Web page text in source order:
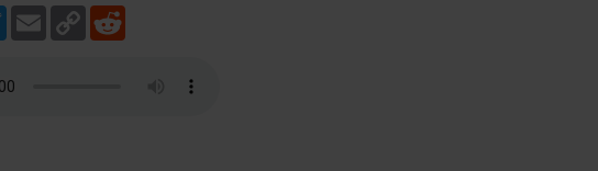
T
w
t
E
m
a
C
o
p